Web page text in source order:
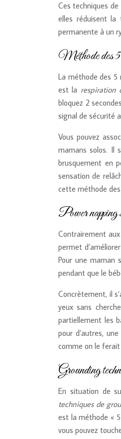
Ces techniques
elles réduisent la
permanente à un
Méthode des 5
La méthode des 5
est la respiration
bloquez 2
signal de sécurité
Vous pouvez
mamans solos. Il
brusquement en
sensation de
cette méthode
Power napping
Contrairement aux
permet
Pour une maman
pendant que le
Concrètement, il
yeux sans
partiellement les
pour d’autres,
comme on le ferait
Grounding
En situation de
techniques de
est la méthode «
vous pouvez